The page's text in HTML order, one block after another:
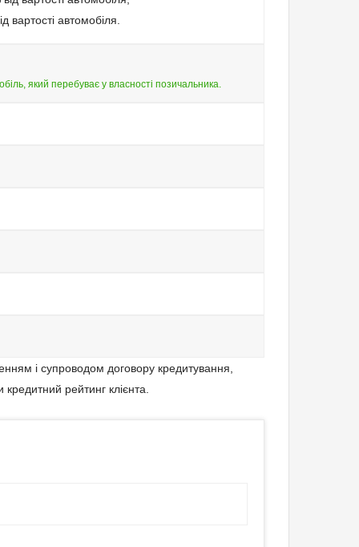
вартості автомобіля.
який перебуває у власності позичальника.
і супроводом договору кредитування,
рейтинг клієнта.